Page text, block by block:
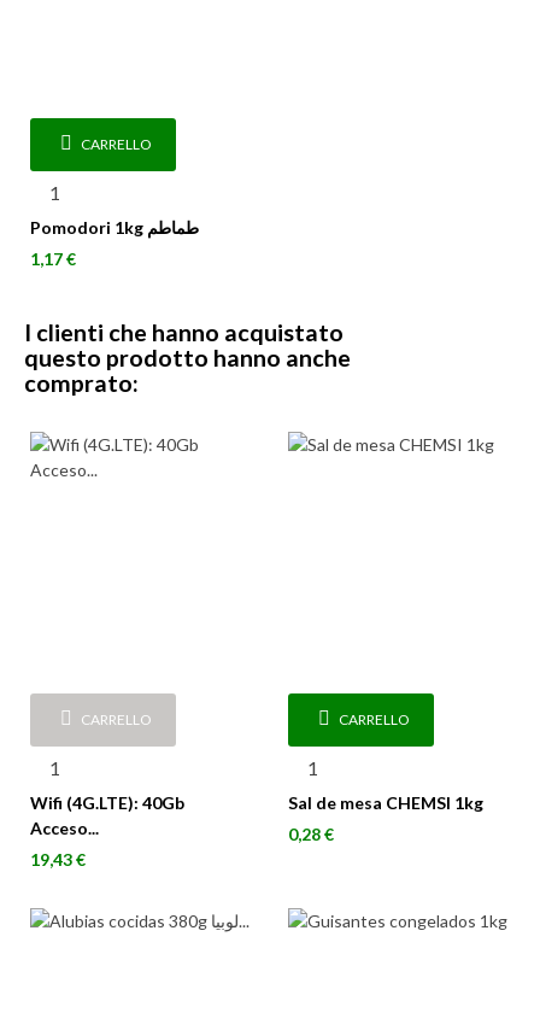
CARRELLO
Pomodori 1kg طماطم
Prezzo
1,17 €
I clienti che hanno acquistato
questo prodotto hanno anche
comprato:
CARRELLO
Wifi (4G.LTE): 40Gb
Acceso...
Prezzo
19,43 €
CARRELLO
Sal de mesa CHEMSI 1kg
Prezzo
0,28 €